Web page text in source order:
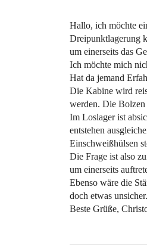
Hallo, ich möchte
Dreipunktlagerung
um einerseits das
Ich möchte mich
Hat da jemand
Die Kabine wird
werden. Die Bolzen
Im Loslager ist
entstehen
Einschweißhülsen
Die Frage ist also
um einerseits
Ebenso wäre die
doch etwas unsicher.
Beste Grüße,